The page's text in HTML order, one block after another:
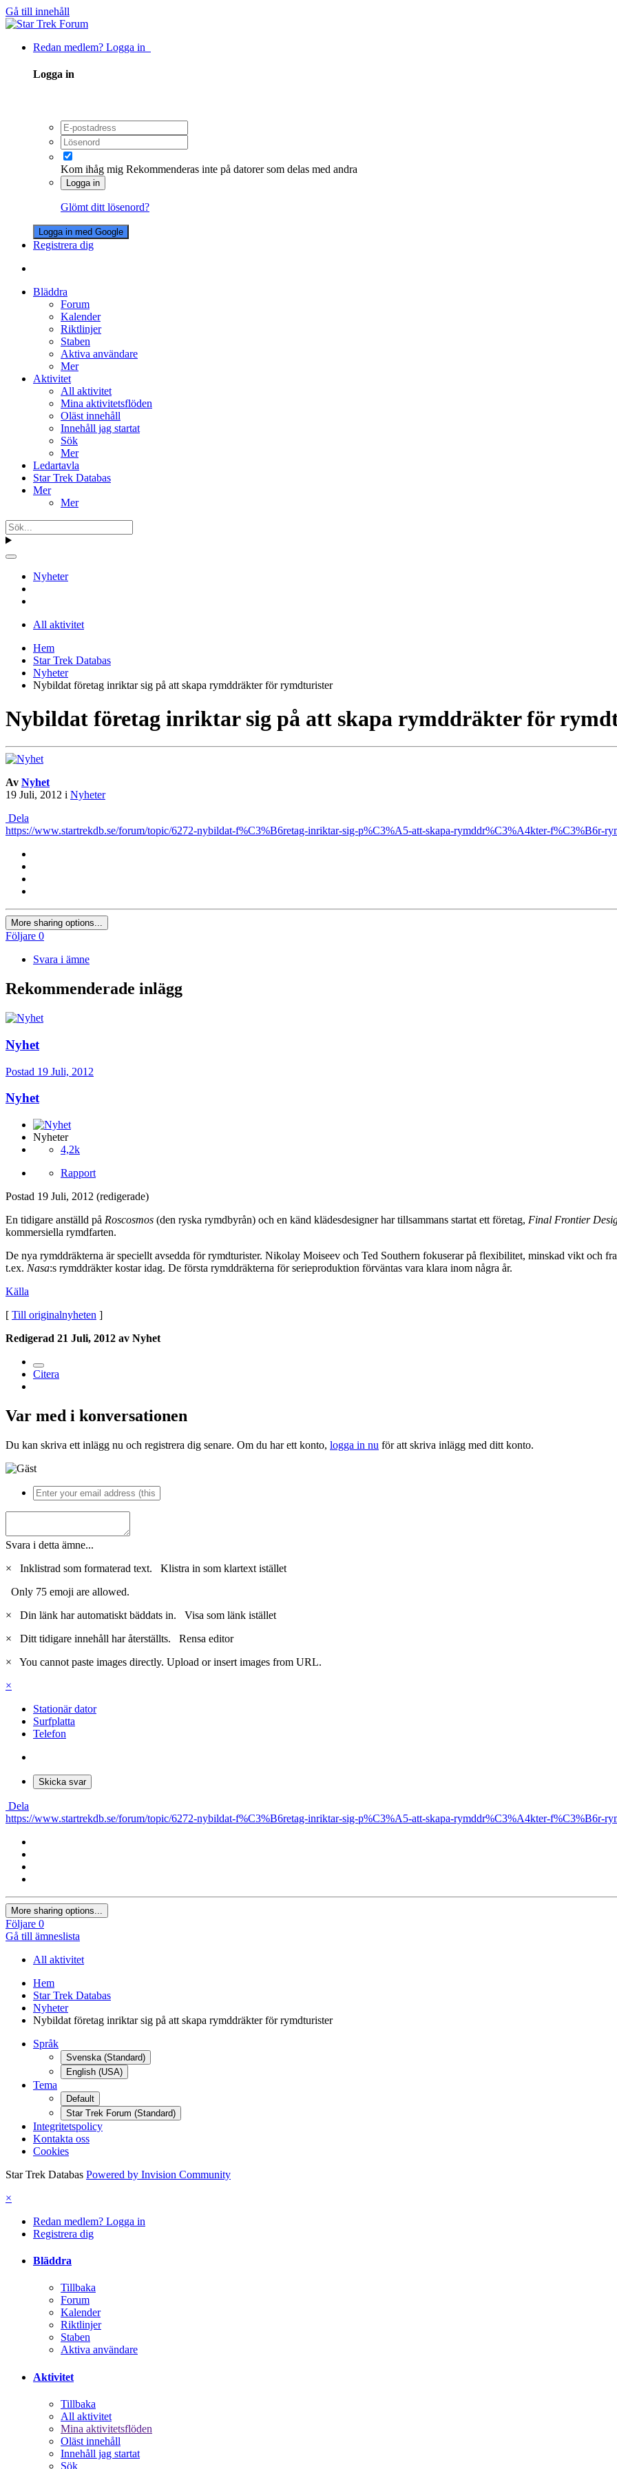
Gå till innehåll
Redan medlem? Logga in
Logga in
Kom ihåg mig Rekommenderas inte på datorer som delas med andra
Logga in
Glömt ditt lösenord?
Logga in med Google
Registrera dig
Bläddra
Forum
Kalender
Riktlinjer
Staben
Aktiva användare
Mer
Aktivitet
All aktivitet
Mina aktivitetsflöden
Oläst innehåll
Innehåll jag startat
Sök
Mer
Ledartavla
Star Trek Databas
Mer
Mer
Nyheter
All aktivitet
Hem
Star Trek Databas
Nyheter
Nybildat företag inriktar sig på att skapa rymddräkter för rymdturister
Nybildat företag inriktar sig på att skapa rymddräkter för
Av Nyhet
19 Juli, 2012 i Nyheter
Dela
https://www.startrekdb.se/forum/topic/6272-nybildat-f%C3%B6retag-inriktar-sig-p%C3%A5-att-skapa-rymddr%C3%A4kter-f%C3%B6r-
More sharing options...
Följare 0
Svara i ämne
Rekommenderade inlägg
Nyhet
Postad 19 Juli, 2012
Nyhet
Nyheter
4,2k
Rapport
Postad 19 Juli, 2012 (redigerade)
En tidigare anställd på Roscosmos (den ryska rymdbyrån) och en känd klädesdesigner har tillsammans startat ett företag, Final Frontier
kommersiella rymdfarten.
De nya rymddräkterna är speciellt avsedda för rymdturister. Nikolay Moiseev och Ted Southern fokuserar på flexibilitet, minskad vikt och
t.ex. Nasa:s rymddräkter kostar idag. De första rymddräkterna för serieproduktion förväntas vara klara inom några år.
Källa
[ Till originalnyheten ]
Redigerad 21 Juli, 2012 av Nyhet
Citera
Var med i konversationen
Du kan skriva ett inlägg nu och registrera dig senare. Om du har ett konto, logga in nu för att skriva inlägg med ditt konto.
Svara i detta ämne...
×
Inklistrad som formaterad text. Klistra in som klartext istället
Only 75 emoji are allowed.
×
Din länk har automatiskt bäddats in. Visa som länk istället
×
Ditt tidigare innehåll har återställts. Rensa editor
×
You cannot paste images directly. Upload or insert images from URL.
×
Stationär dator
Surfplatta
Telefon
Skicka svar
Dela
https://www.startrekdb.se/forum/topic/6272-nybildat-f%C3%B6retag-inriktar-sig-p%C3%A5-att-skapa-rymddr%C3%A4kter-f%C3%B6r-
More sharing options...
Följare 0
Gå till ämneslista
All aktivitet
Hem
Star Trek Databas
Nyheter
Nybildat företag inriktar sig på att skapa rymddräkter för rymdturister
Språk
Svenska (Standard)
English (USA)
Tema
Default
Star Trek Forum (Standard)
Integritetspolicy
Kontakta oss
Cookies
Star Trek Databas Powered by Invision Community
×
Redan medlem? Logga in
Registrera dig
Bläddra
Tillbaka
Forum
Kalender
Riktlinjer
Staben
Aktiva användare
Aktivitet
Tillbaka
All aktivitet
Mina aktivitetsflöden
Oläst innehåll
Innehåll jag startat
Sök